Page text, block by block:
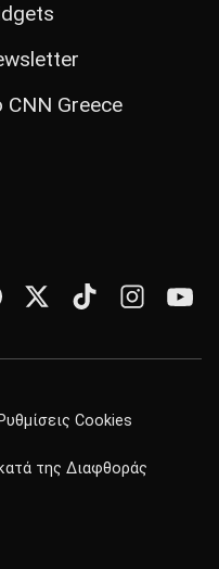
CNN Greece
Ρυθμίσεις Cookies
της Διαφθοράς